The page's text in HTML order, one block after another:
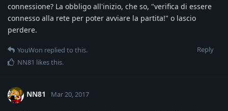
connessione? La obbligo all'inizio, che so, "verifica di essere
connesso alla rete per poter avviare la partita!" o lascio
perdere.
Reply
YouWon replied to this.
NN81 likes this.
NN81 Mar 20, 2017